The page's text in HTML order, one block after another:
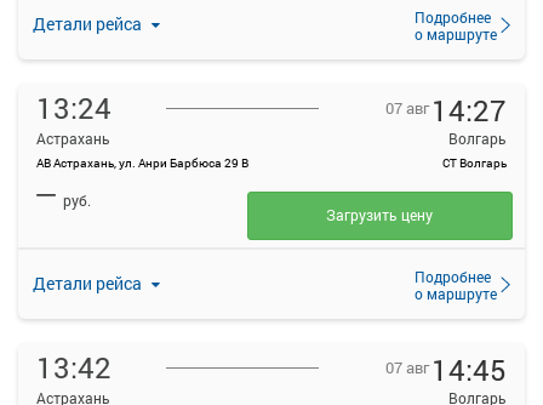
Детали рейса
Подробнее
о маршруте
13:24
Астрахань
АВ Астрахань, ул. Анри Барбюса 29 В
07 авг 14:27
Волгарь
СТ Волгарь
Детали рейса
Подробнее
о маршруте
— руб.
Загрузить цену
13:42
Астрахань
07 авг 14:45
Волгарь